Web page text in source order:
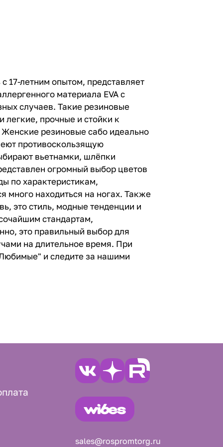
17-летним опытом, представляет
материала EVA с
случаев. Такие резиновые
прочные и стойки к
резиновые сабо идеально
противоскользящую
вьетнамки, шлёпки
огромный выбор цветов
по характеристикам,
много находиться на ногах. Также
это стиль, модные тенденции и
стандартам,
это правильный выбор для
на длительное время. При
и следите за нашими
sales@rospromtorg.ru